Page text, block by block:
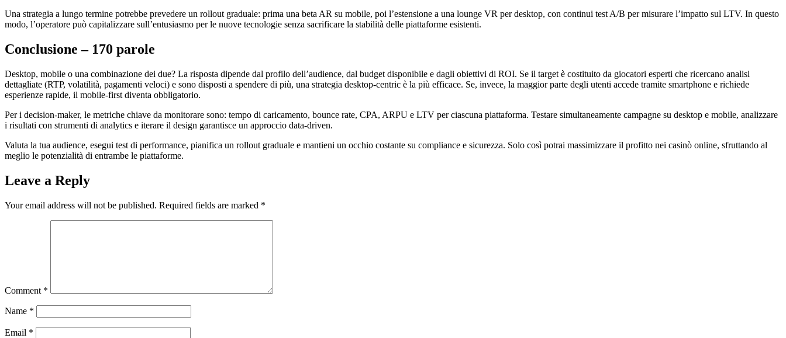
Una strategia a lungo termine potrebbe prevedere un rollout graduale: prima una beta AR su mobile, poi l’estensione a una lounge VR per desktop, con continui test A/B per misurare l’impatto sul LTV. In questo
modo, l’operatore può capitalizzare sull’entusiasmo per le nuove tecnologie senza sacrificare la stabilità delle piattaforme esistenti.
Conclusione – 170 parole
Desktop, mobile o una combinazione dei due? La risposta dipende dal profilo dell’audience, dal budget disponibile e dagli obiettivi di ROI. Se il target è costituito da giocatori esperti che ricercano analisi
dettagliate (RTP, volatilità, pagamenti veloci) e sono disposti a spendere di più, una strategia desktop‑centric è la più efficace. Se, invece, la maggior parte degli utenti accede tramite smartphone e richiede
esperienze rapide, il mobile‑first diventa obbligatorio.
Per i decision‑maker, le metriche chiave da monitorare sono: tempo di caricamento, bounce rate, CPA, ARPU e LTV per ciascuna piattaforma. Testare simultaneamente campagne su desktop e mobile, analizzare
i risultati con strumenti di analytics e iterare il design garantisce un approccio data‑driven.
Valuta la tua audience, esegui test di performance, pianifica un rollout graduale e mantieni un occhio costante su compliance e sicurezza. Solo così potrai massimizzare il profitto nei casinò online, sfruttando al
meglio le potenzialità di entrambe le piattaforme.
Leave a Reply
Your email address will not be published. Required fields are marked *
Comment *
Name *
Email *